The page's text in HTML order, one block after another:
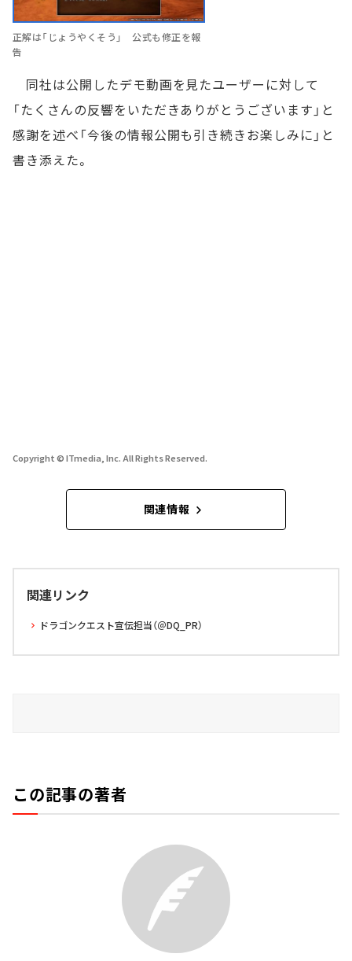
正解は「じょうやくそう」 公式も修正を報
告
同社は公開したデモ動画を見たユーザーに対して
「たくさんの反響をいただきありがとうございます」と
感謝を述べ「今後の情報公開も引き続きお楽しみに」と
書き添えた。
Copyright © ITmedia, Inc. All Rights Reserved.
関連情報
関連リンク
ドラゴンクエスト宣伝担当（＠DQ_PR）
この記事の著者